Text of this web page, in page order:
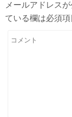
メールアドレス
ている欄は必須